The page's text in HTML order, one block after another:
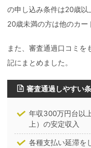
の申し込み条件は20歳以
20歳未満の方は他のカー
また、審査通過口コミを
記にまとめました。
審査通過しやすい
年収300万円台以
上）の安定収入
各種支払い延滞を